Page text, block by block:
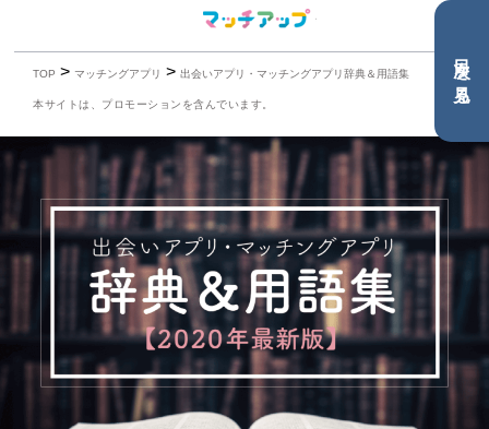
TOP >マッチングアプリ >出会いアプリ・マッチングアプリ辞典＆用語集
本サイトは、プロモーションを含んでいます。
目次を見る